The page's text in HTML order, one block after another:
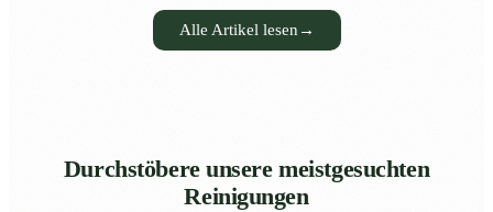
Alle Artikel lesen →
Durchstöbere unsere meistgesuchten
Reinigungen